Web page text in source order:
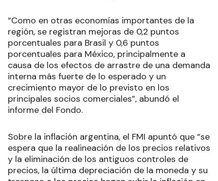
“Como en otras economías importantes de la
región, se registran mejoras de 0,2 puntos
porcentuales para Brasil y 0,6 puntos
porcentuales para México, principalmente a
causa de los efectos de arrastre de una demanda
interna más fuerte de lo esperado y un
crecimiento mayor de lo previsto en los
principales socios comerciales”, abundó el
informe del Fondo.
Sobre la inflación argentina, el FMI apuntó que “se
espera que la realineación de los precios relativos
y la eliminación de los antiguos controles de
precios, la última depreciación de la moneda y su